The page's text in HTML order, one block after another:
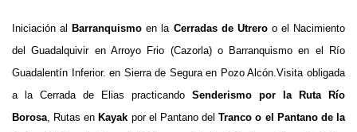
Iniciación al Barranquismo en la Cerradas de Utreroo el Nacimiento
del Guadalquivir en Arroyo Frio (Cazorla) o Barranquismo en el Río
Guadalentín Inferior. en Sierra de Segura en Pozo Alcón.Visita obligada
a la Cerrada de Elias practicando Senderismo por la Ruta Río
Borosa, Rutas en Kayak por el Pantano delTranco o el Pantano de la